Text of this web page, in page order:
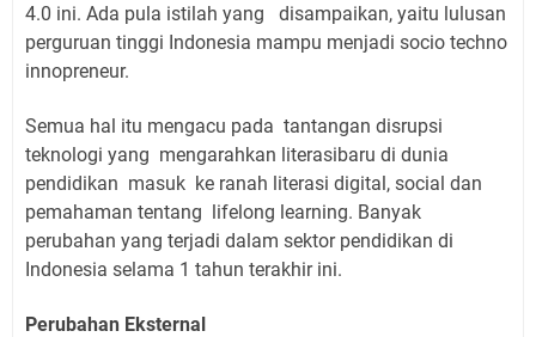
4.0 ini. Ada pula istilah yang disampaikan, yaitu lulusan
perguruan tinggi Indonesia mampu menjadi socio techno
innopreneur.
Semua hal itu mengacu pada tantangan disrupsi
teknologi yang mengarahkan literasibaru di dunia
pendidikan masuk ke ranah literasi digital, social dan
pemahaman tentang lifelong learning. Banyak
perubahan yang terjadi dalam sektor pendidikan di
Indonesia selama 1 tahun terakhir ini.
Perubahan Eksternal